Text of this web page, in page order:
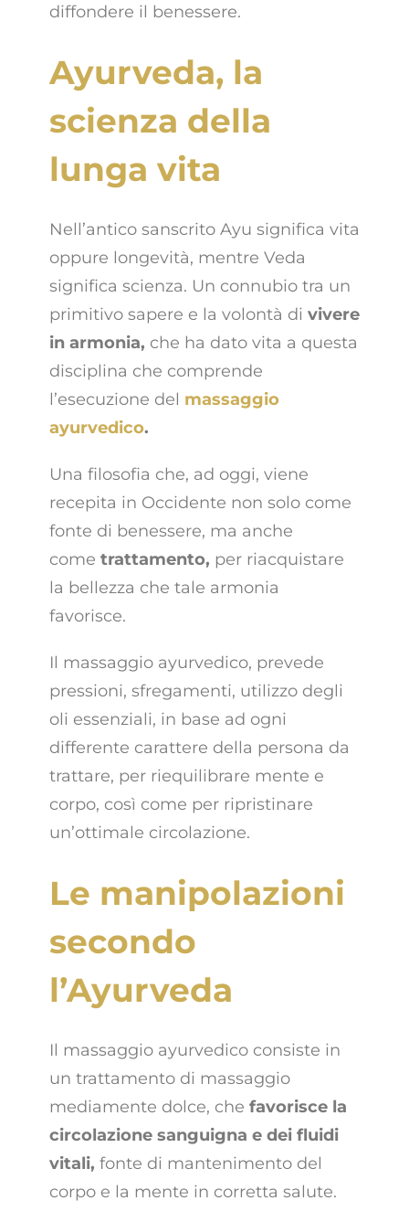
diffondere il benessere.
Ayurveda, la
scienza della
lunga vita
Nell’antico sanscrito Ayu significa vita
oppure longevità, mentre Veda
significa scienza. Un connubio tra un
primitivo sapere e la volontà di vivere
in armonia, che ha dato vita a questa
disciplina che comprende
l’esecuzione del massaggio
ayurvedico.
Una filosofia che, ad oggi, viene
recepita in Occidente non solo come
fonte di benessere, ma anche
come trattamento, per riacquistare
la bellezza che tale armonia
favorisce.
Il massaggio ayurvedico, prevede
pressioni, sfregamenti, utilizzo degli
oli essenziali, in base ad ogni
differente carattere della persona da
trattare, per riequilibrare mente e
corpo, così come per ripristinare
un’ottimale circolazione.
Le manipolazioni
secondo
l’Ayurveda
Il massaggio ayurvedico consiste in
un trattamento di massaggio
mediamente dolce, che favorisce la
circolazione sanguigna e dei fluidi
vitali, fonte di mantenimento del
corpo e la mente in corretta salute.